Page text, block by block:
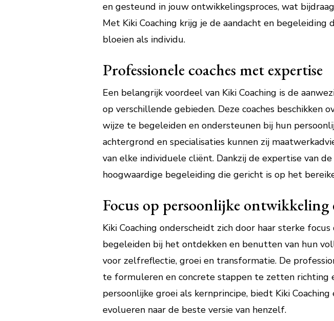
en gesteund in jouw ontwikkelingsproces, wat
Met Kiki Coaching krijg je de aandacht en
bloeien als individu.
Professionele coaches met expertise
Een belangrijk voordeel van Kiki Coaching is de
op verschillende gebieden. Deze coaches
wijze te begeleiden en ondersteunen bij hun
achtergrond en specialisaties kunnen zij
van elke individuele cliënt. Dankzij de expertise van
hoogwaardige begeleiding die gericht is op het
Focus op persoonlijke ontwikkeling
Kiki Coaching onderscheidt zich door haar sterke
begeleiden bij het ontdekken en benutten van hun
voor zelfreflectie, groei en transformatie. De
te formuleren en concrete stappen te zetten richting
persoonlijke groei als kernprincipe, biedt Kiki
evolueren naar de beste versie van henzelf.